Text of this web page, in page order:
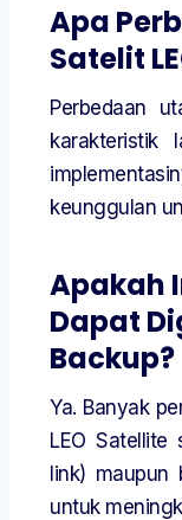
Apa
Satelit
Perbedaan
karakteristik
keunggulan
Apakah
Dapat
Backup?
Ya. Banyak
LEO Satellite
link) maupun
untuk